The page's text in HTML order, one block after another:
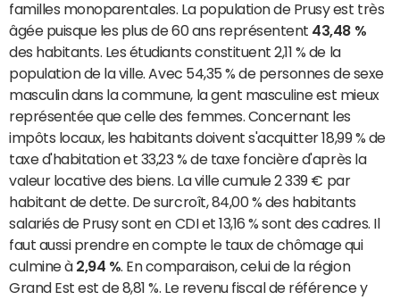
familles monoparentales. La population de Prusy est très
âgée puisque les plus de 60 ans représentent 43,48 %
des habitants. Les étudiants constituent 2,11 % de la
population de la ville. Avec 54,35 % de personnes de sexe
masculin dans la commune, la gent masculine est mieux
représentée que celle des femmes. Concernant les
impôts locaux, les habitants doivent s'acquitter 18,99 % de
taxe d'habitation et 33,23 % de taxe foncière d'après la
valeur locative des biens. La ville cumule 2 339 € par
habitant de dette. De surcroît, 84,00 % des habitants
salariés de Prusy sont en CDI et 13,16 % sont des cadres. Il
faut aussi prendre en compte le taux de chômage qui
culmine à 2,94 % . En comparaison, celui de la région
Grand Est est de 8,81 %. Le revenu fiscal de référence y